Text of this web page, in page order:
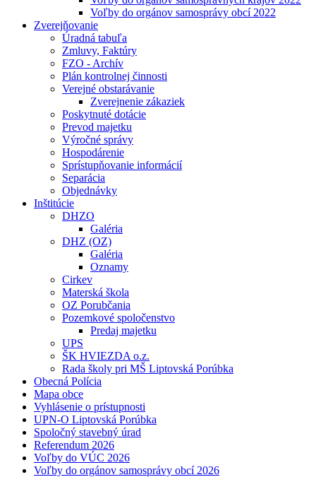
Voľby do orgánov samosprávy obcí 2022
Zverejňovanie
Úradná tabuľa
Zmluvy, Faktúry
FZO - Archív
Plán kontrolnej činnosti
Verejné obstarávanie
Zverejnenie zákaziek
Poskytnuté dotácie
Prevod majetku
Výročné správy
Hospodárenie
Sprístupňovanie informácií
Separácia
Objednávky
Inštitúcie
DHZO
Galéria
DHZ (OZ)
Galéria
Oznamy
Cirkev
Materská škola
OZ Porubčania
Pozemkové spoločenstvo
Predaj majetku
UPS
ŠK HVIEZDA o.z.
Rada školy pri MŠ Liptovská Porúbka
Obecná Polícia
Mapa obce
Vyhlásenie o prístupnosti
UPN-O Liptovská Porúbka
Spoločný stavebný úrad
Referendum 2026
Voľby do VÚC 2026
Voľby do orgánov samosprávy obcí 2026